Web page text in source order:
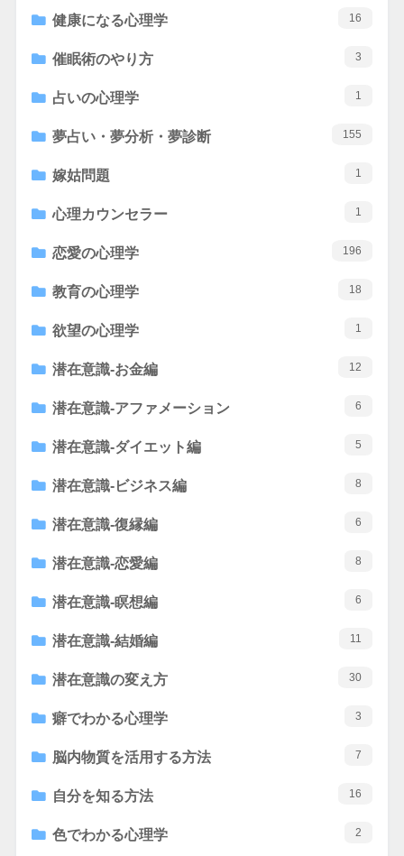
健康になる心理学 16
催眠術のやり方 3
占いの心理学 1
夢占い・夢分析・夢診断 155
嫁姑問題 1
心理カウンセラー 1
恋愛の心理学 196
教育の心理学 18
欲望の心理学 1
潜在意識-お金編 12
潜在意識-アファメーション 6
潜在意識-ダイエット編 5
潜在意識-ビジネス編 8
潜在意識-復縁編 6
潜在意識-恋愛編 8
潜在意識-瞑想編 6
潜在意識-結婚編 11
潜在意識の変え方 30
癖でわかる心理学 3
脳内物質を活用する方法 7
自分を知る方法 16
色でわかる心理学 2